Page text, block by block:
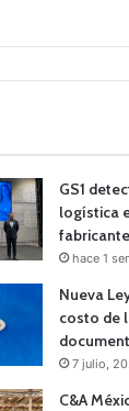
GS1
logística
hace 1
Nueva
costo de
7 julio,
C&A